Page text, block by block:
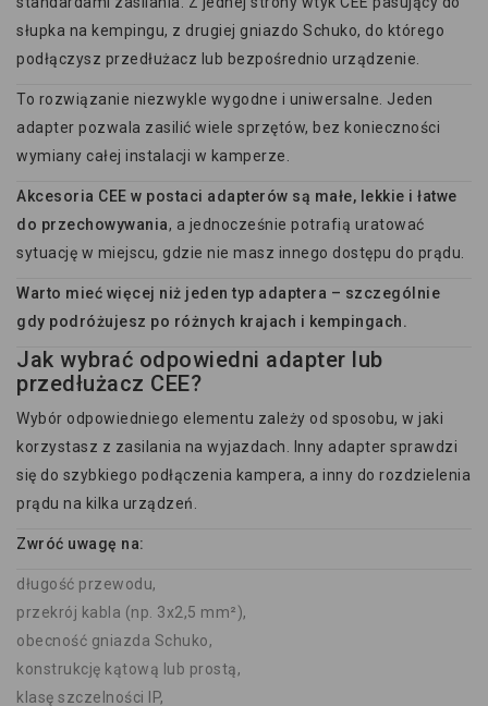
słupka na kempingu, z drugiej gniazdo Schuko, do którego
podłączysz przedłużacz lub bezpośrednio urządzenie.
To rozwiązanie niezwykle wygodne i uniwersalne. Jeden
adapter pozwala zasilić wiele sprzętów, bez konieczności
wymiany całej instalacji w kamperze.
Akcesoria CEE w postaci adapterów są małe, lekkie i łatwe
do przechowywania, a jednocześnie potrafią uratować
sytuację w miejscu, gdzie nie masz innego dostępu do prądu.
Warto mieć więcej niż jeden typ adaptera – szczególnie
gdy podróżujesz po różnych krajach i kempingach.
Jak wybrać odpowiedni adapter lub
przedłużacz CEE?
Wybór odpowiedniego elementu zależy od sposobu, w jaki
korzystasz z zasilania na wyjazdach. Inny adapter sprawdzi
się do szybkiego podłączenia kampera, a inny do rozdzielenia
prądu na kilka urządzeń.
Zwróć uwagę na:
długość przewodu,
przekrój kabla (np. 3x2,5 mm²),
obecność gniazda Schuko,
konstrukcję kątową lub prostą,
klasę szczelności IP,